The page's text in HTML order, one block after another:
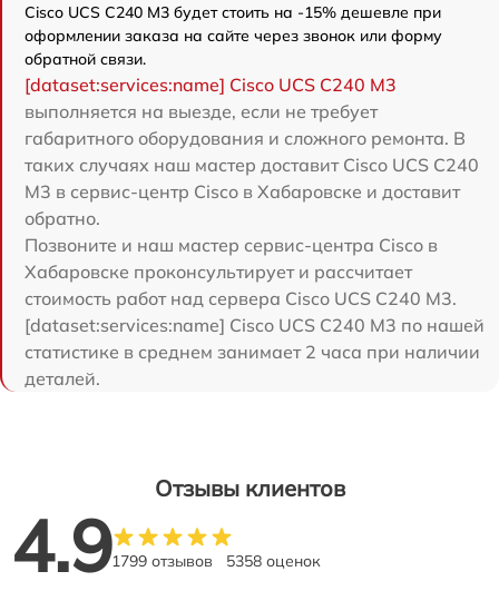
Cisco UCS C240 M3 будет стоить на -15% дешевле при
оформлении заказа на сайте через звонок или форму
обратной связи.
[dataset:services:name] Cisco UCS C240 M3
выполняется на выезде, если не требует
габаритного оборудования и сложного ремонта. В
таких случаях наш мастер доставит Cisco UCS C240
M3 в сервис-центр Cisco в Хабаровске и доставит
обратно.
Позвоните и наш мастер сервис-центра Cisco в
Хабаровске проконсультирует и рассчитает
стоимость работ над сервера Cisco UCS C240 M3.
[dataset:services:name] Cisco UCS C240 M3 по нашей
статистике в среднем занимает 2 часа при наличии
деталей.
Отзывы клиентов
4.91799 отзывов 5358 оценок